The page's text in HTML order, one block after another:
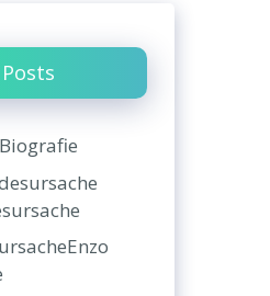
Enzo